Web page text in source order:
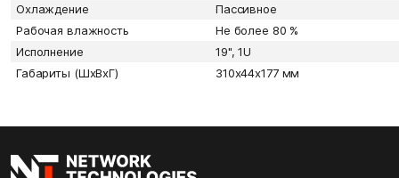
Охлаждение
Пассивное
Рабочая влажность
Не более 80 %
Исполнение
19", 1U
Габариты (ШxВxГ)
310x44x177 мм